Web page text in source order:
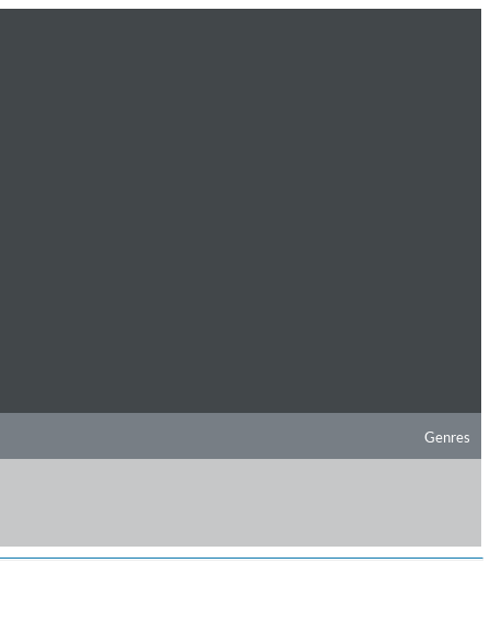
Genres